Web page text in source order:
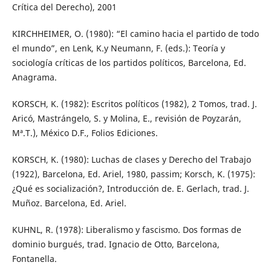
Crítica del Derecho), 2001
KIRCHHEIMER, O. (1980): “El camino hacia el partido de todo
el mundo”, en Lenk, K.y Neumann, F. (eds.): Teoría y
sociología críticas de los partidos políticos, Barcelona, Ed.
Anagrama.
KORSCH, K. (1982): Escritos políticos (1982), 2 Tomos, trad. J.
Aricó, Mastrángelo, S. y Molina, E., revisión de Poyzarán,
Mª.T.), México D.F., Folios Ediciones.
KORSCH, K. (1980): Luchas de clases y Derecho del Trabajo
(1922), Barcelona, Ed. Ariel, 1980, passim; Korsch, K. (1975):
¿Qué es socialización?, Introducción de. E. Gerlach, trad. J.
Muñoz. Barcelona, Ed. Ariel.
KUHNL, R. (1978): Liberalismo y fascismo. Dos formas de
dominio burgués, trad. Ignacio de Otto, Barcelona,
Fontanella.